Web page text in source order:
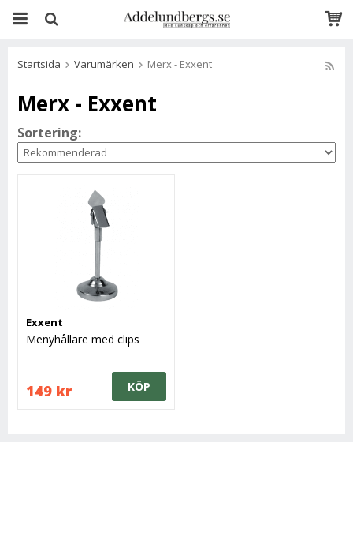
Startsida Varumärken Merx - Exxent
Merx - Exxent
Sortering:
Exxent
Menyhållare med clips
149 kr KÖP